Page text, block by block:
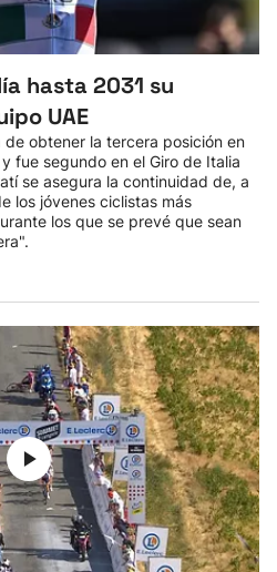
hasta 2031 su
UAE
de obtener la tercera posición en
fue segundo en el Giro de Italia
se asegura la continuidad de, a
los jóvenes ciclistas más
los que se prevé que sean